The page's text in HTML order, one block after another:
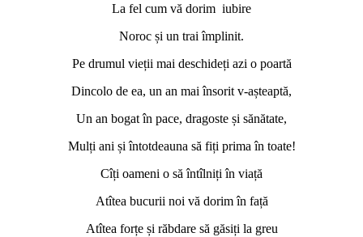
La fel cum vă dorim iubire
Noroc și un trai împlinit.
Pe drumul vieții mai deschideți azi o poartă
Dincolo de ea, un an mai însorit v-așteaptă,
Un an bogat în pace, dragoste și sănătate,
Mulți ani și întotdeauna să fiți prima în toate!
Cîți oameni o să întîlniți în viață
Atîtea bucurii noi vă dorim în față
Atîtea forțe și răbdare să găsiți la greu